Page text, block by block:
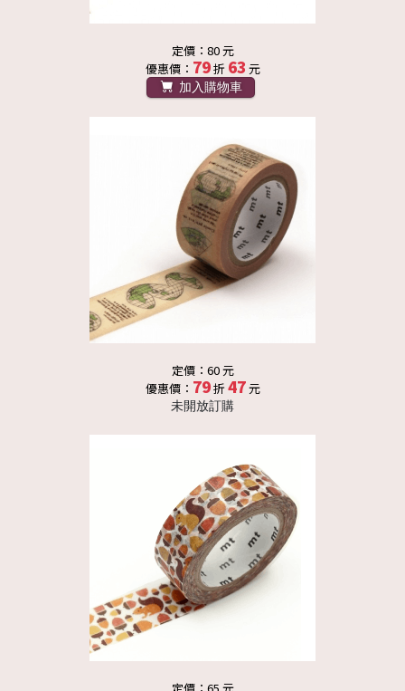
定價：80 元
優惠價： 79折 63 元
加入購物車
定價：60 元
優惠價： 79折47元
未開放訂購
定價：65 元